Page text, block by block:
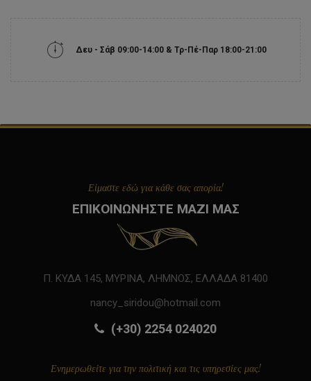
Δευ - Σάβ 09:00-14:00 & Τρ-Πέ-Παρ 18:00-21:00
Είμαστε εδώ για κάθε σας απορία!
ΕΠΙΚΟΙΝΩΝΗΣΤΕ ΜΑΖΙ ΜΑΣ
Π. ΚΥΔΑ 145, ΜΥΡΙΝΑ, ΛΗΜΝΟΣ, ΕΛΛΑΔΑ 81400
nancy_siridou@hotmail.com
(+30) 2254 024020
Ενημερωθείτε για την πολιτική και τις υπηρεσίες μας!